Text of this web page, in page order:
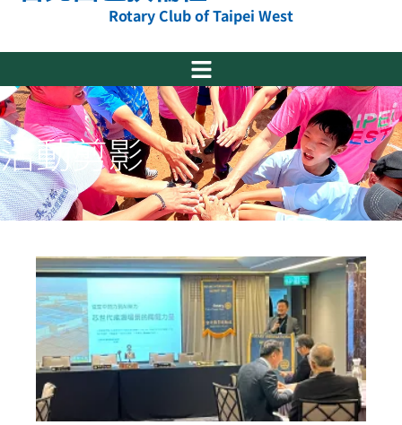
Rotary Club of Taipei West
活動剪影
頁
頁
面
頁
面
頁
面
頁
面